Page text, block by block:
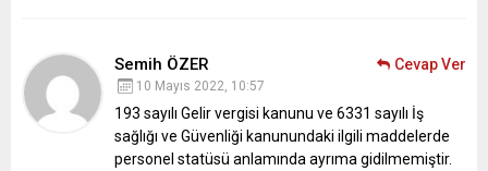
Semih ÖZER
10 Mayıs 2022, 10:57
193 sayılı Gelir vergisi kanunu ve 6331 sayılı İş
sağlığı ve Güvenliği kanunundaki ilgili maddelerde
personel statüsü anlamında ayrıma gidilmemiştir.
Cevap Ver